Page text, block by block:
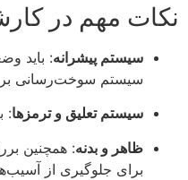
نکات مهم در
سیستم پیشرانه: باید
سیستم سوخت‌رسانی
سیستم تعلیق و ترمزها:
ظاهر و بدنه: همچنین
برای جلوگیری از